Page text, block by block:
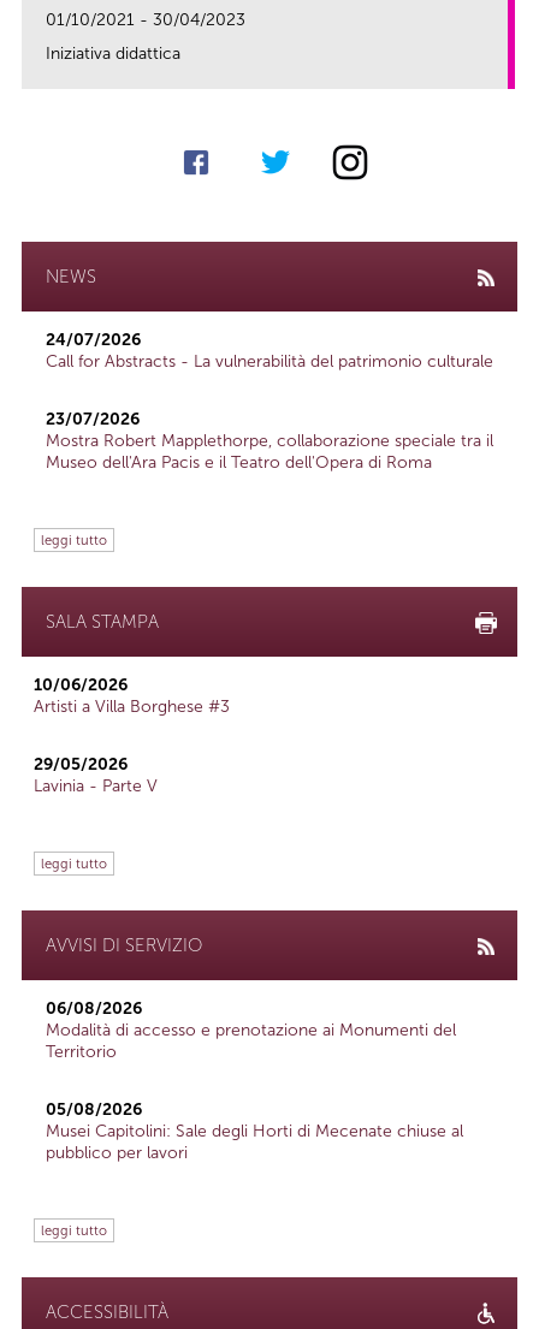
01/10/2021 - 30/04/2023
Iniziativa didattica
NEWS
24/07/2026
Call for Abstracts - La vulnerabilità del patrimonio culturale
23/07/2026
Mostra Robert Mapplethorpe, collaborazione speciale tra il
Museo dell'Ara Pacis e il Teatro dell'Opera di Roma
leggi tutto
SALA STAMPA
10/06/2026
Artisti a Villa Borghese #3
29/05/2026
Lavinia - Parte V
leggi tutto
AVVISI DI SERVIZIO
06/08/2026
Modalità di accesso e prenotazione ai Monumenti del
Territorio
05/08/2026
Musei Capitolini: Sale degli Horti di Mecenate chiuse al
pubblico per lavori
leggi tutto
ACCESSIBILITÀ